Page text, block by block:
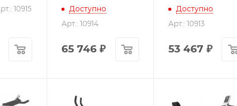
10915
Доступно
Арт.: 10914
65 746₽
Доступно
Арт.: 10913
53 467 ₽